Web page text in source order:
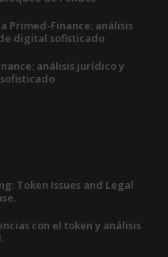
Primed-Finance: análisis
digital sofisticado
análisis jurídico y
Token Issues and Legal
con el token y análisis